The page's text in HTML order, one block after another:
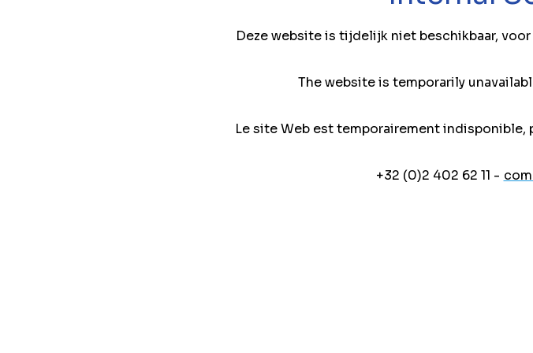
Deze website is tijdelijk niet beschikbaar,
The website is temporarily
Le site Web est temporairement
+32 (0)2 402 62 11 -